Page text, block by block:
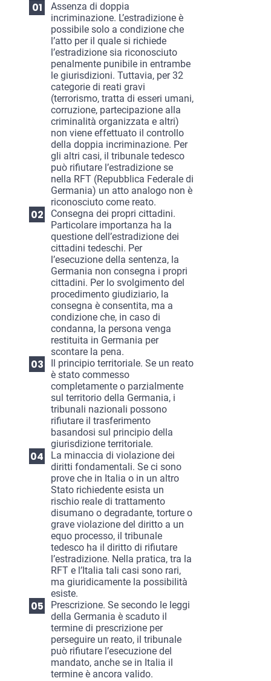
Assenza di doppia
incriminazione. L’estradizione è
possibile solo a condizione che
l’atto per il quale si richiede
l’estradizione sia riconosciuto
penalmente punibile in entrambe
le giurisdizioni. Tuttavia, per 32
categorie di reati gravi
(terrorismo, tratta di esseri umani,
corruzione, partecipazione alla
criminalità organizzata e altri)
non viene effettuato il controllo
della doppia incriminazione. Per
gli altri casi, il tribunale tedesco
può rifiutare l’estradizione se
nella RFT (Repubblica Federale di
Germania) un atto analogo non è
riconosciuto come reato.
Consegna dei propri cittadini.
Particolare importanza ha la
questione dell’estradizione dei
cittadini tedeschi. Per
l’esecuzione della sentenza, la
Germania non consegna i propri
cittadini. Per lo svolgimento del
procedimento giudiziario, la
consegna è consentita, ma a
condizione che, in caso di
condanna, la persona venga
restituita in Germania per
scontare la pena.
Il principio territoriale. Se un reato
è stato commesso
completamente o parzialmente
sul territorio della Germania, i
tribunali nazionali possono
rifiutare il trasferimento
basandosi sul principio della
giurisdizione territoriale.
La minaccia di violazione dei
diritti fondamentali. Se ci sono
prove che in Italia o in un altro
Stato richiedente esista un
rischio reale di trattamento
disumano o degradante, torture o
grave violazione del diritto a un
equo processo, il tribunale
tedesco ha il diritto di rifiutare
l’estradizione. Nella pratica, tra la
RFT e l’Italia tali casi sono rari,
ma giuridicamente la possibilità
esiste.
Prescrizione. Se secondo le leggi
della Germania è scaduto il
termine di prescrizione per
perseguire un reato, il tribunale
può rifiutare l’esecuzione del
mandato, anche se in Italia il
termine è ancora valido.